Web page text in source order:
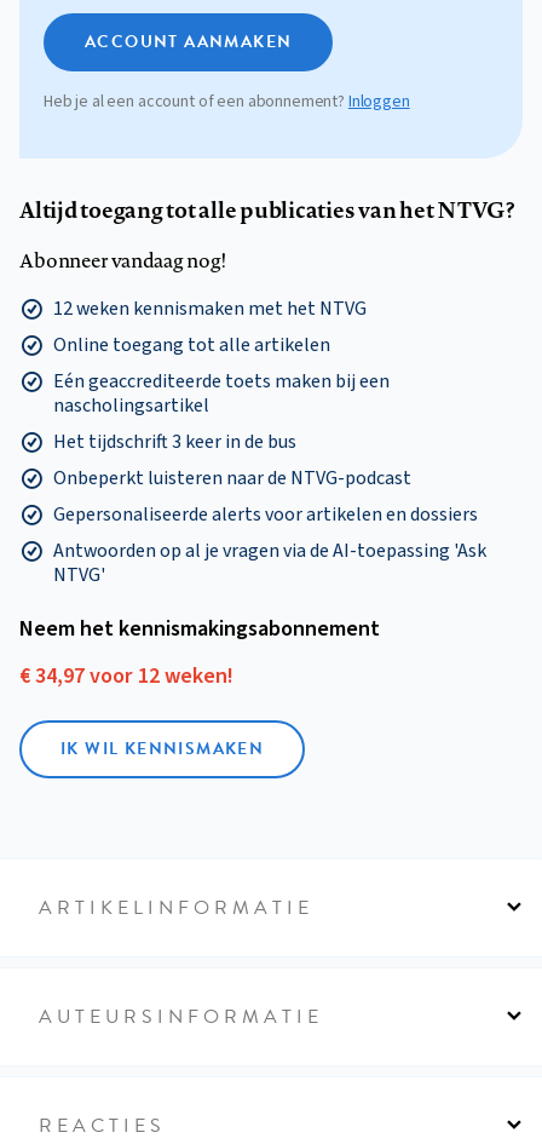
ACCOUNT AANMAKEN
Heb je al een account of een abonnement? Inloggen
Altijd toegang tot alle publicaties van het NTVG?
Abonneer vandaag nog!
12 weken kennismaken met het NTVG
Online toegang tot alle artikelen
Eén geaccrediteerde toets maken bij een
nascholingsartikel
Het tijdschrift 3 keer in de bus
Onbeperkt luisteren naar de NTVG-podcast
Gepersonaliseerde alerts voor artikelen en dossiers
Antwoorden op al je vragen via de AI-toepassing 'Ask
NTVG'
Neem het kennismakings­abonnement
€ 34,97 voor 12 weken!
IK WIL KENNISMAKEN
ARTIKELINFORMATIE
AUTEURSINFORMATIE
REACTIES